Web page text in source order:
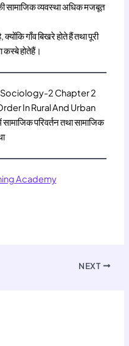
की सामाजिक व्यवस्था अधिक मजबूत
गाँव बिखरे होते हैं तथा पूरी
कस्बे होतेहैं।
Sociology-2 Chapter 2
In Rural And Urban
परिवर्तन तथा सामाजिक
Academy
NEXT